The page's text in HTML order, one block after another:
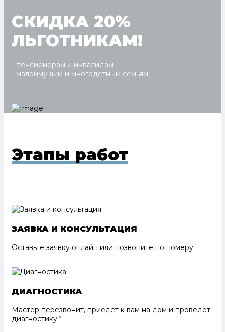
СКИДКА 20%
ЛЬГОТНИКАМ!
- пенсионерам и инвалидам
- малоимущим и многодетным семьям
Этапы работ
ЗАЯВКА И КОНСУЛЬТАЦИЯ
Оставьте заявку онлайн или позвоните по номеру
ДИАГНОСТИКА
Мастер перезвонит, приедет к вам на дом и проведёт
диагностику.*